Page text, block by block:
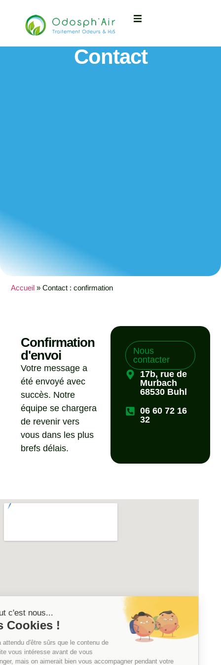
Contact
Accueil »Contact : confirmation
Confirmation
d'envoi
Votre message a
été envoyé avec
succès. Notre
équipe se chargera
de revenir vers
vous dans les plus
brefs délais.
Nous
contacter
17b, rue de
Murbach
68530 Buhl
06 60 72 16
32